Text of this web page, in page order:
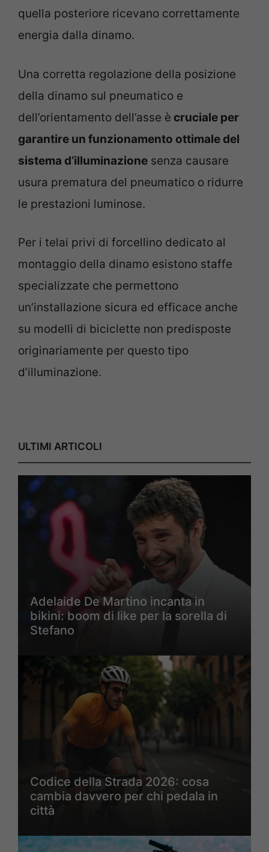
quella posteriore ricevano correttamente
energia dalla dinamo.
Una corretta regolazione della posizione
della dinamo sul pneumatico e
dell’orientamento dell’asse è cruciale per
garantire un funzionamento ottimale del
sistema d’illuminazione senza causare
usura prematura del pneumatico o ridurre
le prestazioni luminose.
Per i telai privi di forcellino dedicato al
montaggio della dinamo esistono staffe
specializzate che permettono
un’installazione sicura ed efficace anche
su modelli di biciclette non predisposte
originariamente per questo tipo
d’illuminazione.
ULTIMI ARTICOLI
Adelaide De Martino incanta in
bikini: boom di like per la sorella di
Stefano
Codice della Strada 2026: cosa
cambia davvero per chi pedala in
città